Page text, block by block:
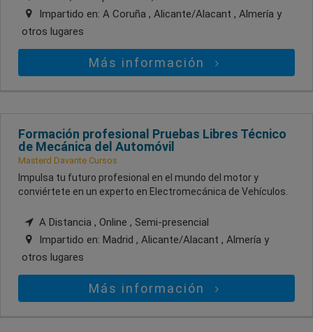
Impartido en: A Coruña , Alicante/Alacant , Almería y
otros lugares
Más información
Formación profesional Pruebas Libres Técnico
de Mecánica del Automóvil
Masterd Davante Cursos
Impulsa tu futuro profesional en el mundo del motor y
conviértete en un experto en Electromecánica de Vehículos.
A Distancia , Online , Semi-presencial
Impartido en: Madrid , Alicante/Alacant , Almería y
otros lugares
Más información